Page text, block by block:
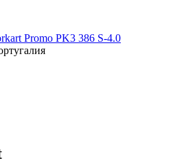
Promo PK3 386 S-4.0